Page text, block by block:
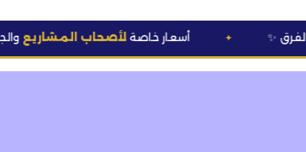
💰 أسعار خاصةلأصحاب المشاريعوالجملة ✦